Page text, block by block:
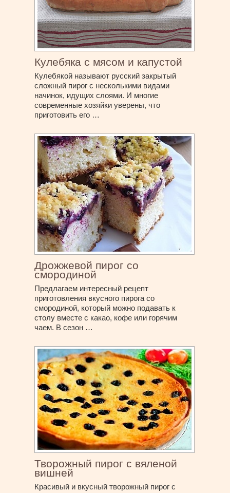
Кулебяка с мясом и капустой
Кулебякой называют русский закрытый
сложный пирог с несколькими видами
начинок, идущих слоями. И многие
современные хозяйки уверены, что
приготовить его …
Дрожжевой пирог со
смородиной
Предлагаем интересный рецепт
приготовления вкусного пирога со
смородиной, который можно подавать к
столу вместе с какао, кофе или горячим
чаем. В сезон …
Творожный пирог с вяленой
вишней
Красивый и вкусный творожный пирог с